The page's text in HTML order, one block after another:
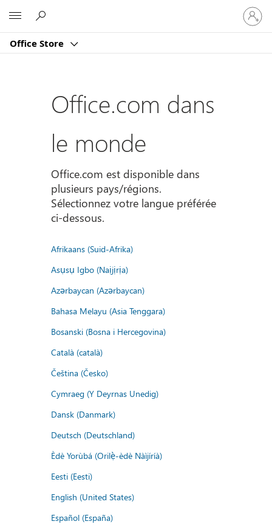
Office Store
vous
à
compte
Office.com dans
le monde
Office.com est disponible dans
plusieurs pays/régions.
Sélectionnez votre langue préférée
ci-dessous.
Afrikaans (Suid-Afrika)
Asụsụ Igbo (Naịjịrịa)
Azərbaycan (Azərbaycan)
Bahasa Melayu (Asia Tenggara)
Bosanski (Bosna i Hercegovina)
Català (català)
Čeština (Česko)
Cymraeg (Y Deyrnas Unedig)
Dansk (Danmark)
Deutsch (Deutschland)
Èdè Yorùbá (Orilẹ̀-èdè Nàìjíríà)
Eesti (Eesti)
English (United States)
Español (España)